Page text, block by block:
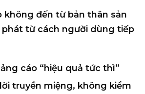
không đến từ bản thân sản
phát từ cách người dùng tiếp
cáo “hiệu quả tức thì”
truyền miệng, không kiểm